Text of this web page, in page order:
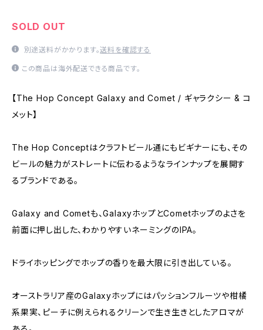
SOLD OUT
別途送料がかかります。送料を確認する
この商品は海外配送できる商品です。
【The Hop Concept Galaxy and Comet / ギャラクシー & コ
メット】
The Hop Conceptはクラフトビール通にもビギナーにも、その
ビールの魅力がストレートに伝わるようなラインナップを展開す
るブランドである。
Galaxy and Cometも、GalaxyホップとCometホップのよさを
前面に押し出した、わかりやすいネーミングのIPA。
ドライホッピングでホップの香りを最大限に引き出している。
オーストラリア産のGalaxyホップにはパッションフルーツや柑橘
系果実、ピーチに例えられるクリーンで生き生きとしたアロマが